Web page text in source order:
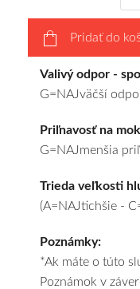
a
Pridať do
Valivý odpor -
G=NAJväčší
Priľnavosť na
G=NAJmenšia
Trieda veľkosti
(A=NAJtichšie -
Poznámky:
*Ak máte o túto
Poznámok v